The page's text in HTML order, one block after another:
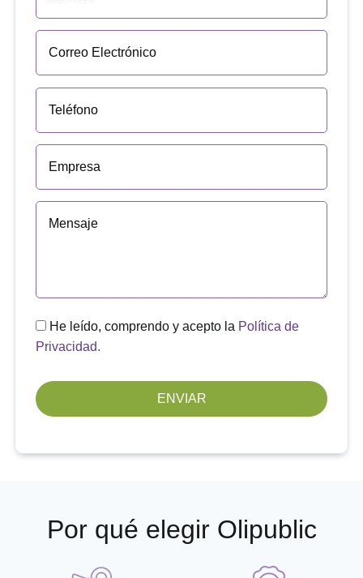
He leído, comprendo y acepto la Política de
Privacidad.
Por qué elegir Olipublic